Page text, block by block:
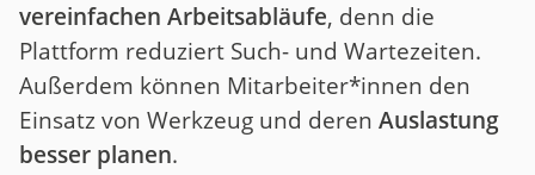
vereinfachen Arbeitsabläufe, denn die
Plattform reduziert Such- und Wartezeiten.
Außerdem können Mitarbeiter*innen den
Einsatz von Werkzeug und deren Auslastung
besser planen.